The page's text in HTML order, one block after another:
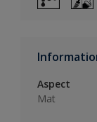
Aspect
Mat